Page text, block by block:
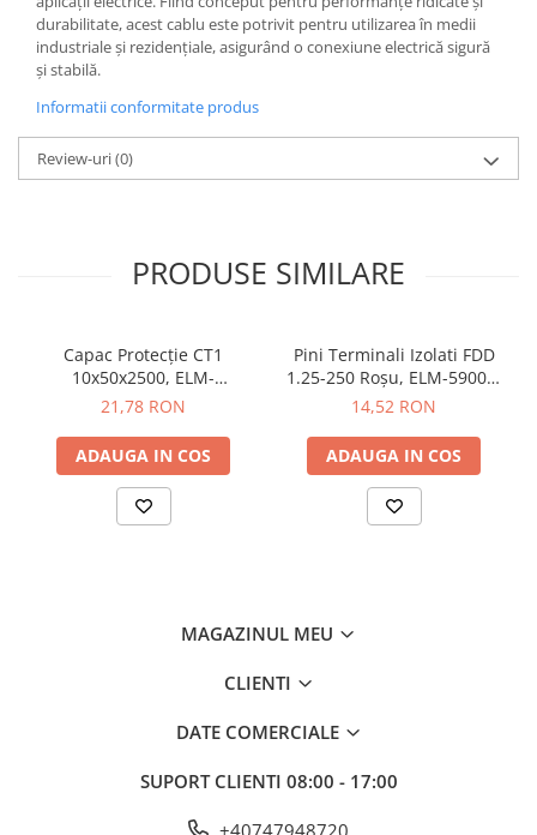
Catarge
Montaj Lateral Catarg
Montaj pe acoperis
Paratrăsnete ESE — PDA Integrat
Electric
de mișcare și accesorii
Cadre de montaj aparent
Detectoare de mișcare
Doze
Obturatoare
Prelungitoare, Stechere, Accesorii
Prize și fișe industriale
durabilitate, acest cablu este potrivit pentru utilizarea în medii
industriale și rezidențiale, asigurând o conexiune electrică sigură
și stabilă.
Informatii conformitate produs
Review-uri(0)
PRODUSE SIMILARE
Capac Protecție CT1
10x50x2500, ELM-
56050825C, Elmark
21,78 RON
ADAUGA IN COS
Pini Terminali Izolati FDD
1.25-250 Roșu, ELM-59006,
Elmark
14,52 RON
ADAUGA IN COS
MAGAZINUL MEU
CLIENTI
DATE COMERCIALE
SUPORT CLIENTI 08:00 - 17:00
+40747948720